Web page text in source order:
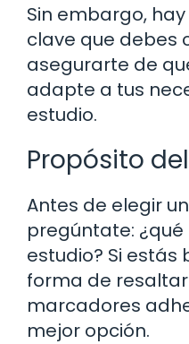
Sin embargo,
clave que debes
asegurarte de
adapte a tus
estudio.
Propósito
Antes de elegir
pregúntate:
estudio? Si estás
forma de
marcadores
mejor opción.